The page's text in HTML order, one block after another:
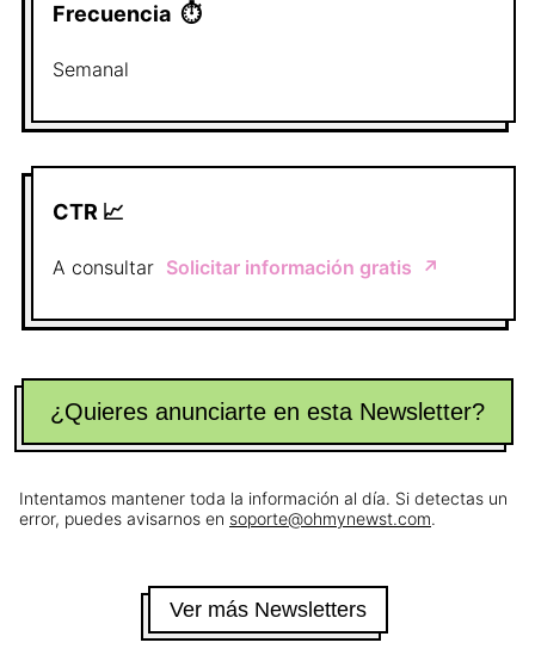
Frecuencia ⏱
Semanal
CTR 📈
A consultar Solicitar información gratis ↗️
¿Quieres anunciarte en esta Newsletter?
Intentamos mantener toda la información al día. Si detectas un
error, puedes avisarnos en soporte@ohmynewst.com.
Ver más Newsletters